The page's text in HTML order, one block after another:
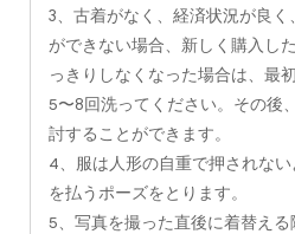
3、古着がなく、経済状況が良く
ができない場合、新しく購入し
っきりしなくなった場合は、最
5〜8回洗ってください。その後
討することができます。
4、服は人形の自重で押されな
を払うポーズをとります。
5、写真を撮った直後に着替え